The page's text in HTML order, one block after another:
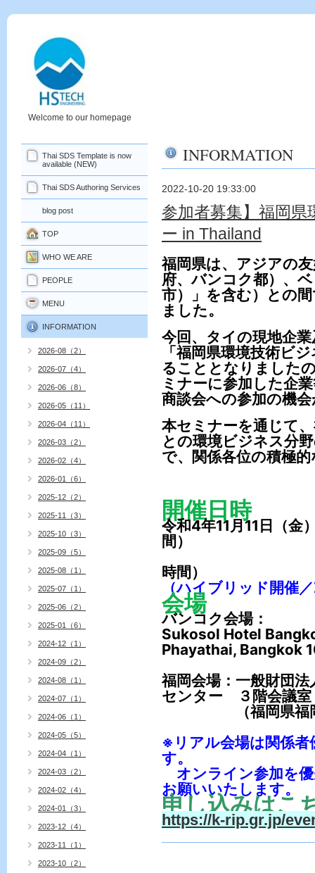
Welcome to our homepage
INFORMATION
2022-10-20 19:33:00
参加者募集】福岡
ー in Thailand
福岡県は、アジアの
府、バンコク都）、
市）」を含む）との
ました。
今回、タイの現地企
「福岡県環境技術ビ
ることとなりました
ミナーに参加した企
商談会への参加の機
本セミナーを通じて
との環境ビジネス分
で、関係各位の積極
開催日時
令和4年11月11日（金
間）
時間）
（ハイブリッド開催
会場
バンコク会場：
Sukosol Hotel
Phayathai, Bangkok
福岡会場：一般財団
センター ３階会議室
（福岡県福岡市
※リアル会場は関係者
す。
オンライン参加を
お願いいたします。
申し込みはこ
https://k-rip.gr.jp/
Thai SDS Template is now
available (NEW)
Thai SDS Authoring Services
blog post
TOP
WHO WE ARE
PEOPLE
MENU
INFORMATION
2026-08（2）
2026-07（4）
2026-06（8）
2026-05（11）
2026-04（11）
2026-03（2）
2026-02（4）
2026-01（6）
2025-12（2）
2025-11（3）
2025-10（3）
2025-09（5）
2025-08（1）
2025-07（1）
2025-06（2）
2025-01（6）
2024-12（1）
2024-09（2）
2024-08（1）
2024-07（1）
2024-06（1）
2024-05（5）
2024-04（1）
2024-03（2）
2024-02（4）
2024-01（3）
2023-12（4）
2023-11（1）
2023-10（2）